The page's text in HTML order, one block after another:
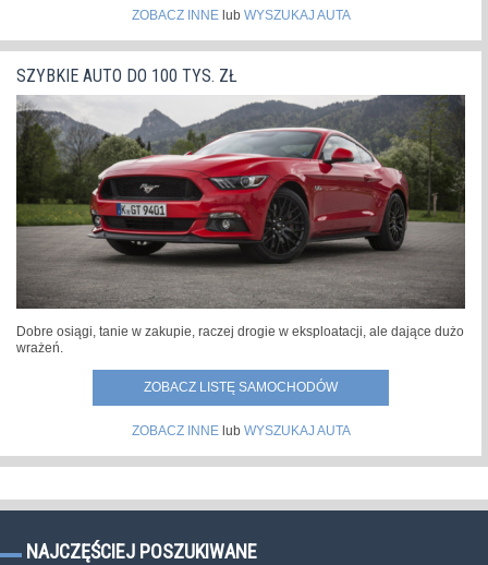
ZOBACZ INNElub WYSZUKAJ AUTA
SZYBKIE AUTO DO 100 TYS. ZŁ
Dobre osiągi, tanie w zakupie, raczej drogie w eksploatacji, ale dające dużo
wrażeń.
ZOBACZ LISTĘ SAMOCHODÓW
ZOBACZ INNElub WYSZUKAJ AUTA
NAJCZĘŚCIEJ POSZUKIWANE